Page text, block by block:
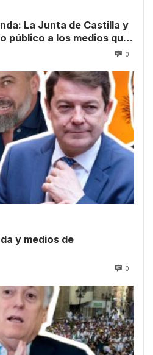
La Junta de Castilla y
público a los medios que
0
y medios de
0